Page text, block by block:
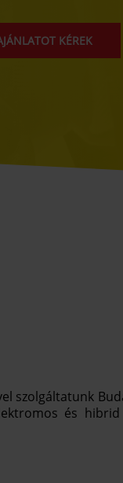
KÉREK
szolgáltatunk
és